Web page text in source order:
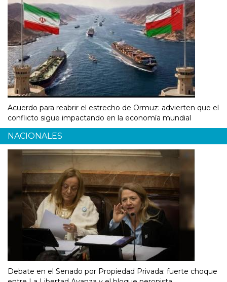
Acuerdo para reabrir el estrecho de Ormuz: advierten que el
conflicto sigue impactando en la economía mundial
NACIONALES
Debate en el Senado por Propiedad Privada: fuerte choque